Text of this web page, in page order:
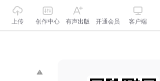
上传 创作中心 有声出版 开通会员 客户端